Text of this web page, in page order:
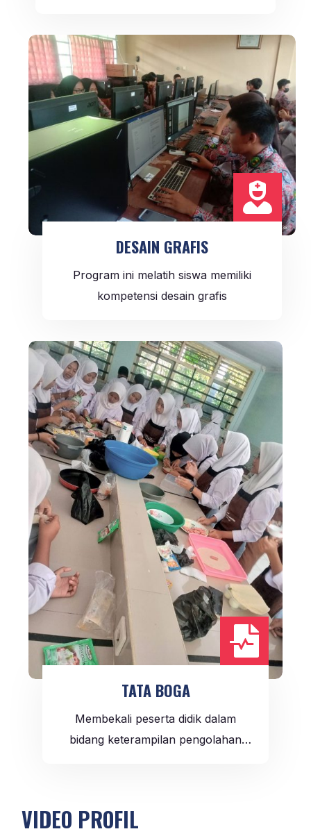

DESAIN GRAFIS
Program ini melatih siswa memiliki
kompetensi desain grafis

TATA BOGA
Membekali peserta didik dalam
bidang keterampilan pengolahan
VIDEO PROFIL